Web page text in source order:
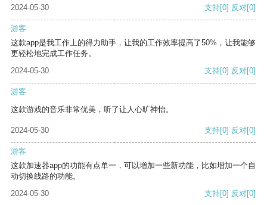
2024-05-30 支持[0] 反对[0]
游客
这款app是我工作上的得力助手，让我的工作效率提高了50%，让我能够
更轻松地完成工作任务。
2024-05-30
支持[0] 反对[0]
游客
这款游戏的音乐非常优美，听了让人心旷神怡。
2024-05-30 支持[0] 反对[0]
游客
这款加速器app的功能有点单一，可以增加一些新功能，比如增加一个自
动切换线路的功能。
2024-05-30
支持[0] 反对[0]